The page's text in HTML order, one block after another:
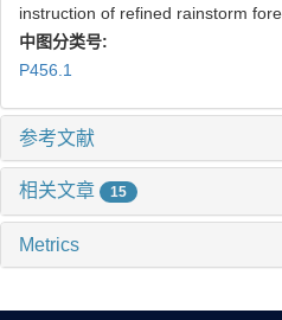
instruction of refined rainstorm
中图分类号:
P456.1
参考文献
相关文章 15
Metrics